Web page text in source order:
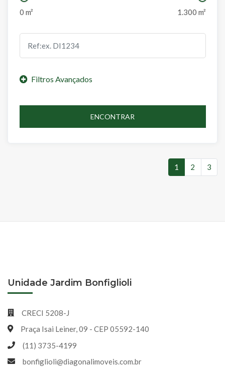
ENCONTRAR
1
2 3
Unidade Jardim Bonfiglioli
CRECI 5208-J
Praça Isai Leiner, 09 - CEP 05592-140
(11) 3735-4199
bonfiglioli@diagonalimoveis.com.br